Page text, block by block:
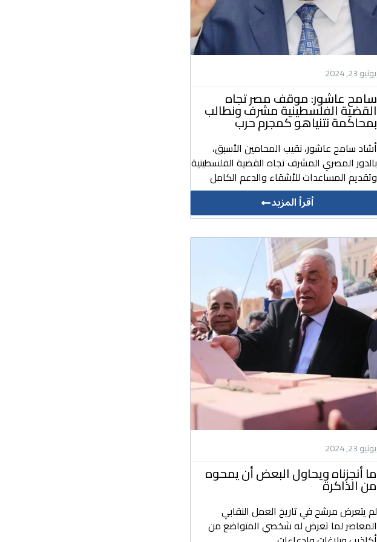
يونيو 23, 2024
سامح عاشور: موقف مصر تجاه
القضية الفلسطينية مشرف ونطالب
بمحاكمة نتنياهو كمجرم حرب
أشاد سامح عاشور، نقيب المحامين الأسبق،
بالدور المصري المشرف تجاه القضية الفلسطينية
وتقديم المساعدات للأشقاء والدعم الكامل
أقرأ المزيد
يونيو 23, 2024
ما أنجزناه ويحاول البعض أن يمحوه
من الذاكرة
لم يتعرض مرشح في تاريخ العمل النقابي
المعاصر لما تعرض له شخصي المتواضع من